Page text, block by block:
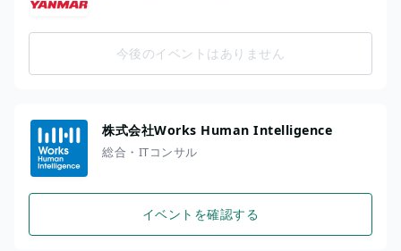
今後のイベントはありません
株式会社Works Human Intelligence
総合・ITコンサル
イベントを確認する